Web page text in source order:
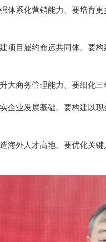
系化营销能力。要培育更
目履约命运共同体。要构
商务管理能力。要细化三
业发展基础。要构建以现
外人才高地。要优化关键